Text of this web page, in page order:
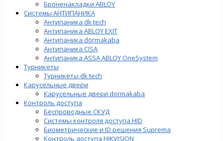
Броненакладки ABLOY
Системы АНТИПАНИКА
Антипаника dk tech
Антипаника ABLOY EXIT
Антипаника dormakaba
Антипаника СISA
Антипаника ASSA ABLOY OneSystem
Турникеты
Турникеты dk tech
Карусельные двери
Карусельные двери dormakaba
Контроль доступа
Беспроводные СКУД
Системы контроля доступа HID
Биометрические и ID решения Suprema
Контроль доступа HIKVISION